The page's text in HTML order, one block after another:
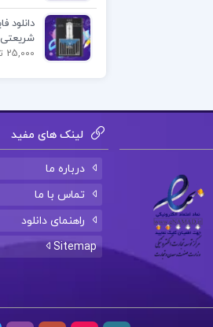
شریعتی
25,000 تومان
لینک های مفید
درباره ما
تماس با ما
راهنمای دانلود
Sitemap